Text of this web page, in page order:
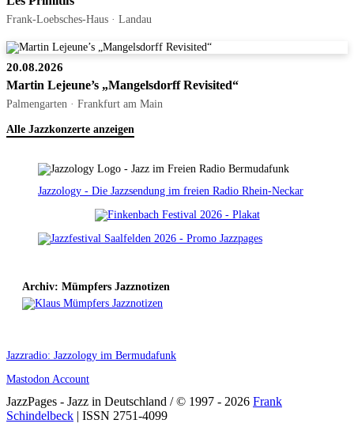
Frank-Loebsches-Haus · Landau
20.08.2026
Martin Lejeune’s „Mangelsdorff Revisited“
Palmengarten · Frankfurt am Main
Alle Jazzkonzerte anzeigen
Jazzology - Die Jazzsendung im freien Radio Rhein-Neckar
Archiv: Mümpfers Jazznotizen
Jazzradio: Jazzology im Bermudafunk
Mastodon Account
JazzPages - Jazz in Deutschland / © 1997 - 2026 Frank
Schindelbeck | ISSN 2751-4099